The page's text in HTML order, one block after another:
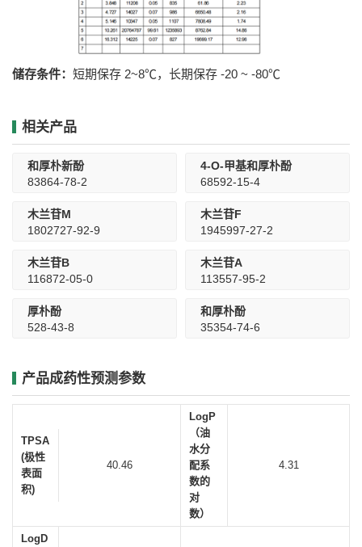
储存条件： 短期保存 2~8℃，长期保存 -20 ~ -80℃
相关产品
和厚朴新酚
83864-78-2
4-O-甲基和厚朴酚
68592-15-4
木兰苷M
1802727-92-9
木兰苷F
1945997-27-2
木兰苷B
116872-05-0
木兰苷A
113557-95-2
厚朴酚
528-43-8
和厚朴酚
35354-74-6
产品成药性预测参数
TPSA
(极性
表面
积)
40.46
LogP
（油
水分
配系
数的
对
数）
4.31
LogD